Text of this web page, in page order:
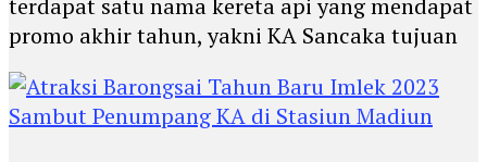
terdapat satu nama kereta api yang mendapat
promo akhir tahun, yakni KA Sancaka tujuan